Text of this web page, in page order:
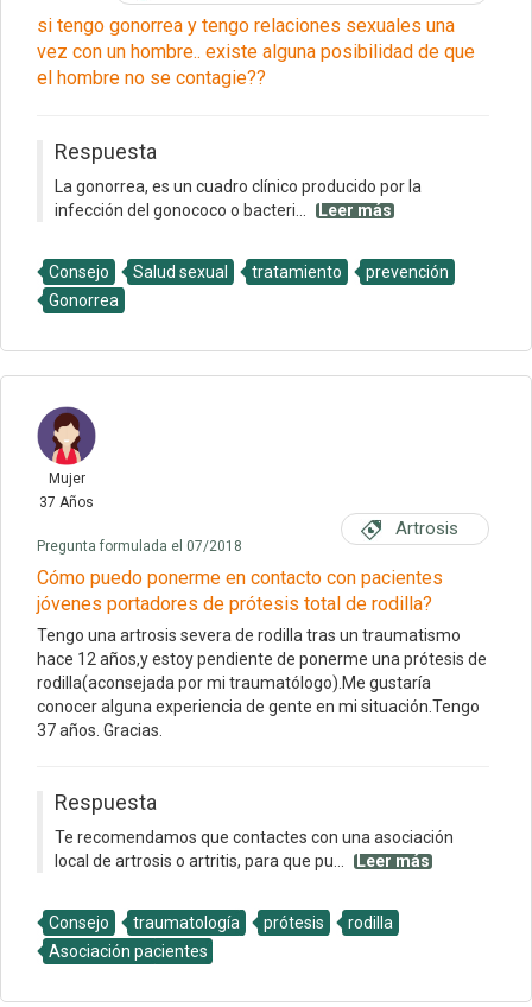
si tengo gonorrea y tengo relaciones sexuales una
vez con un hombre.. existe alguna posibilidad de que
el hombre no se contagie??
Respuesta
La gonorrea, es un cuadro clínico producido por la
infección del gonococo o bacteri...
Leer más
Consejo Salud sexual tratamiento
prevención
Gonorrea
Mujer
37 Años
Pregunta formulada el 07/2018
Artrosis
Cómo puedo ponerme en contacto con pacientes
jóvenes portadores de prótesis total de rodilla?
Tengo una artrosis severa de rodilla tras un traumatismo
hace 12 años,y estoy pendiente de ponerme una prótesis de
rodilla(aconsejada por mi traumatólogo).Me gustaría
conocer alguna experiencia de gente en mi situación.Tengo
37 años. Gracias.
Respuesta
Te recomendamos que contactes con una asociación
local de artrosis o artritis, para que pu...
Leer más
Consejo traumatología prótesis
rodilla
Asociación pacientes